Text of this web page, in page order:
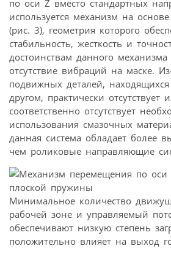
по оси Z вместо стандартных
используется механизм на
(рис. 3), геометрия которого
стабильность, жесткость и
достоинствам данного механизма
отсутствие вибраций на маске.
подвижных деталей,
другом, практически отсутствует
соответственно отсутствует
использования смазочных
данная система обладает более
чем роликовые направляющие
Минимальное количество
рабочей зоне и управляемый
обеспечивают низкую степень
положительно влияет на выход